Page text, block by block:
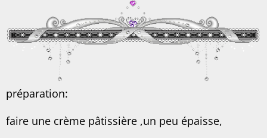
préparation:
faire une crème pâtissière ,un peu épaisse,